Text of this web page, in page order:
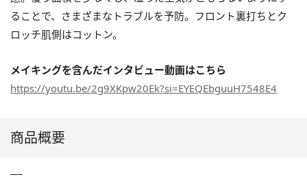
ることで、さまざまなトラブルを予防。フロント裏打ちとク
ロッチ肌側はコットン。
メイキングを含んだインタビュー動画はこちら
https://youtu.be/2g9XKpw20Ek?si=EYEQEbguuH7548E4
商品概要